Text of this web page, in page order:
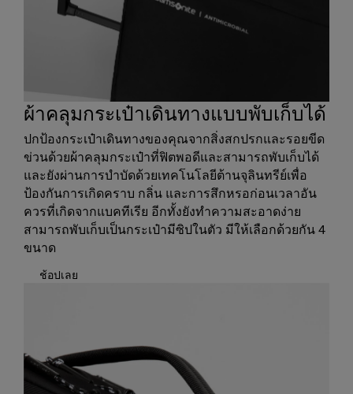
ผ้าคลุมกระเป๋าเดินทางแบบพับเก็บได้
ปกป้องกระเป๋าเดินทางของคุณจากสิ่งสกปรกและรอยขีด
ข่วนด้วยผ้าคลุมกระเป๋าที่ฟิตพอดีและสามารถพับเก็บได้
และยังผ่านการบำบัดด้วยเทคโนโลยีต้านจุลินทรีย์เพื่อ
ป้องกันการเกิดคราบ กลิ่น และการสึกหรอก่อนเวลาอัน
ควรที่เกิดจากแบคทีเรีย อีกทั้งยังทำความสะอาดง่าย
สามารถพับเก็บเป็นกระเป๋ามีซิปในตัว มีให้เลือกด้วยกัน 4
ขนาด
ช้อปเลย